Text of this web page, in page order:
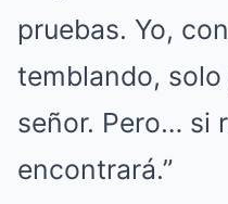
pruebas. Yo,
temblando, solo
señor. Pero… si
encontrará.”